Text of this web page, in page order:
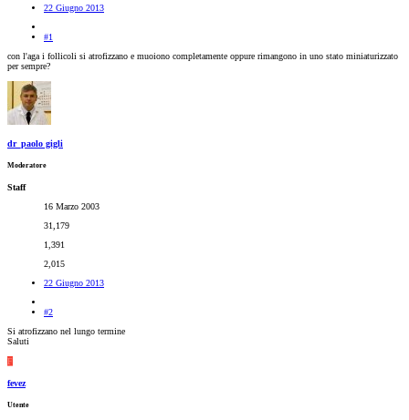
22 Giugno 2013
#1
con l'aga i follicoli si atrofizzano e muoiono completamente oppure rimangono in uno stato miniaturizzato
per sempre?
dr_paolo gigli
Moderatore
Staff
16 Marzo 2003
31,179
1,391
2,015
22 Giugno 2013
#2
Si atrofizzano nel lungo termine
Saluti
F
fevez
Utente